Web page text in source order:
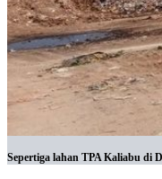
Sepertiga lahan TPA Kaliabu di